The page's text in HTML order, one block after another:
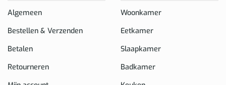
Algemeen
Bestellen & Verzenden
Betalen
Retourneren
Woonkamer
Eetkamer
Slaapkamer
Badkamer